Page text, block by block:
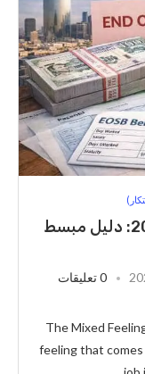
نهاية الخدمة في السعودية 2026: دليل مبسط
0 تعليقات
The Mixed
feeling that comes